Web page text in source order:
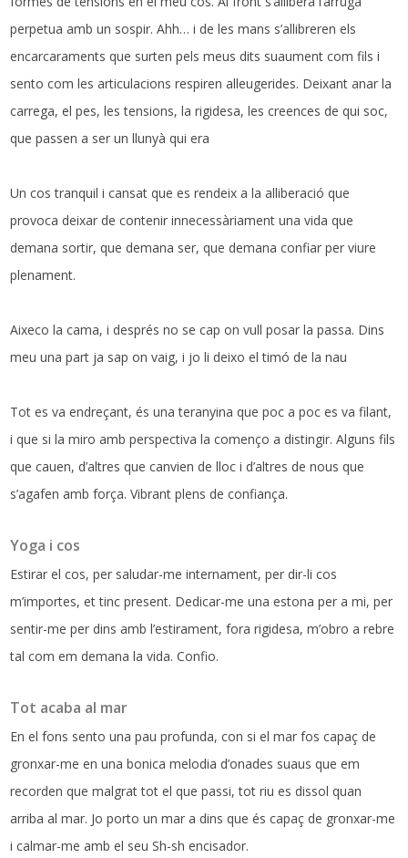
perpetua amb un sospir. Ahh… i de les mans s’allibreren els
encarcaraments que surten pels meus dits suaument com fils i
sento com les articulacions respiren alleugerides. Deixant anar la
carrega, el pes, les tensions, la rigidesa, les creences de qui soc,
que passen a ser un llunyà qui era
Un cos tranquil i cansat que es rendeix a la alliberació que
provoca deixar de contenir innecessàriament una vida que
demana sortir, que demana ser, que demana confiar per viure
plenament.
Aixeco la cama, i després no se cap on vull posar la passa. Dins
meu una part ja sap on vaig, i jo li deixo el timó de la nau
Tot es va endreçant, és una teranyina que poc a poc es va filant,
i que si la miro amb perspectiva la començo a distingir. Alguns fils
que cauen, d’altres que canvien de lloc i d’altres de nous que
s’agafen amb força. Vibrant plens de confiança.
Yoga i cos
Estirar el cos, per saludar-me internament, per dir-li cos
m’importes, et tinc present. Dedicar-me una estona per a mi, per
sentir-me per dins amb l’estirament, fora rigidesa, m’obro a rebre
tal com em demana la vida. Confio.
Tot acaba al mar
En el fons sento una pau profunda, con si el mar fos capaç de
gronxar-me en una bonica melodia d’onades suaus que em
recorden que malgrat tot el que passi, tot riu es dissol quan
arriba al mar. Jo porto un mar a dins que és capaç de gronxar-me
i calmar-me amb el seu Sh-sh encisador.